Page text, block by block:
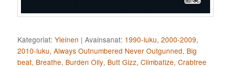
Kategoriat: Yleinen |Avainsanat: 1990-luku,2000-2009,
2010-luku,Always Outnumbered Never Outgunned, Big
beat, Breathe, Burden Olly, Butt Gizz,Climbatize,Crabtree